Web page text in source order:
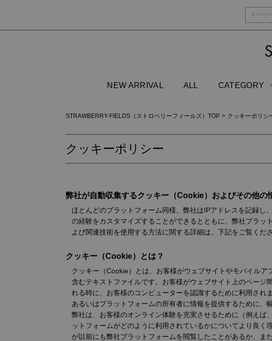
NEW ARRIVAL ALL CATEGORY
STRAWBERRY-FIELDS（ストロベリーフィールズ）TOP クッキーポリシ
クッキーポリシー
弊社が自動収集するクッキー（Cookie）およびその他の
ほとんどのプラットフォーム同様、弊社はIPアドレスを記録
の経験をカスタマイズすることができるとともに、弊社プラ
よび関連技術を使用する方法に関する詳細は、下記をご覧くださ
クッキー（Cookie）とは？
クッキー（Cookie）とは、お客様がウェブサイトやモバイル
含むテキストファイルです。お客様がウェブサイト上のペー
れる時に、お客様のコンピューターを認識するために利用され
あるいはプラットフォームの所有者に情報を提供するために、
弊社は、お客様のオンライン体験を充実させるために（例え
ットフォームがどのように利用されているかについてより良
が以前にも弊社プラットフォームを閲覧したことがあるか、ま